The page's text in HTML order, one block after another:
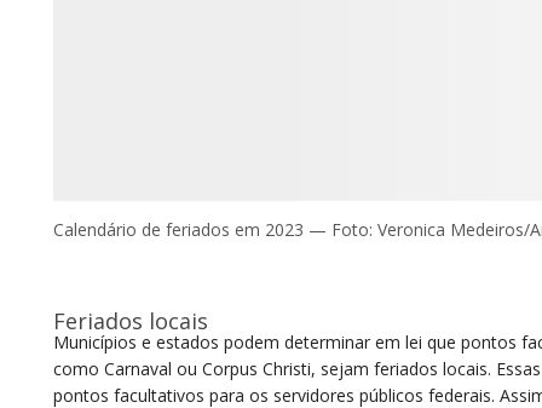
Calendário de feriados em 2023 — Foto: Veronica Medeiros/
Feriados locais
Municípios e estados podem determinar em lei que pontos
como Carnaval ou Corpus Christi, sejam feriados locais.
pontos facultativos para os servidores públicos federais.